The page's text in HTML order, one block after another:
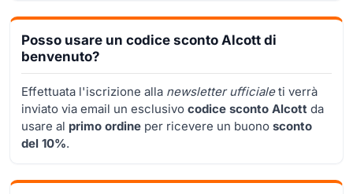
Posso usare un codice sconto Alcott di
benvenuto?
Effettuata l'iscrizione alla newsletter ufficialeti verrà
inviato via email un esclusivo codice sconto Alcott da
usare al primo ordine per ricevere un buono sconto
del 10%.